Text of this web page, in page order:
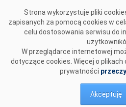
Strona wykorzystuje pliki
zapisanych za pomocą cookies w
celu dostosowania serwisu do
W przeglądarce internetowej
dotyczące cookies. Więcej o plikach
prywatności
Akceptuję